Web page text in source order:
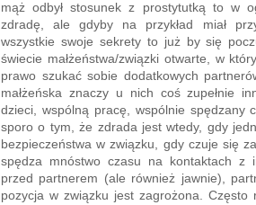
mąż odbył stosunek z prostytutką to w
zdradę, ale gdyby na przykład miał
wszystkie swoje sekrety to już by się
świecie małżeństwa/związki otwarte, w
prawo szukać sobie dodatkowych
małżeńska znaczy u nich coś zupełnie
dzieci, wspólną pracę, wspólnie spędzany
sporo o tym, że zdrada jest wtedy, gdy
bezpieczeństwa w związku, gdy czuje się
spędza mnóstwo czasu na kontaktach z
przed partnerem (ale również jawnie),
pozycja w związku jest zagrożona.